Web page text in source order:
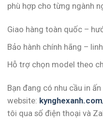
phù hợp cho từng ngành
Giao hàng toàn quốc –
Bảo hành chính hãng –
Hỗ trợ chọn model theo
Bạn đang có nhu cầu in
website:
tôi qua số điện thoại và